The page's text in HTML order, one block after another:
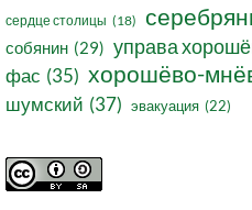
сердце столицы (18)
собянин (29) управа
фас (35) хорошёво-
шумский (37) эвакуация (22)